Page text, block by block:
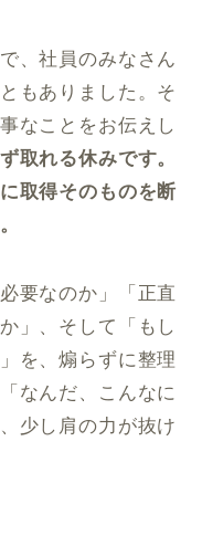
、社員のみなさん
もありました。そ
なことをお伝えし
取れる休みです。
取得そのものを断
要なのか」「正直
」、そして「もし
を、煽らずに整理
なんだ、こんなに
少し肩の力が抜け